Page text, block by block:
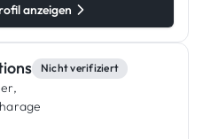
anzeigen
Nicht verifiziert